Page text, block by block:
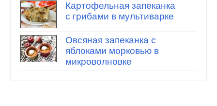
Картофельная запеканка
с грибами в мультиварке
Овсяная запеканка с
яблоками морковью в
микроволновке